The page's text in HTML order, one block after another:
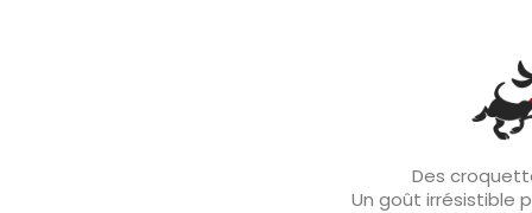
Des
Un goût irrésistible